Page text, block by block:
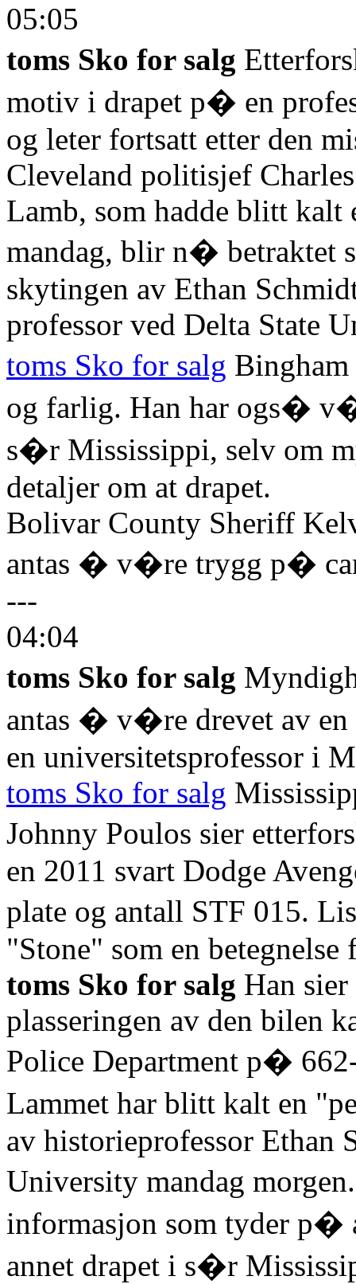
05:05
toms Sko for salg
motiv i drapet p� en
og leter fortsatt etter den
Cleveland politisjef
Lamb, som hadde blitt kalt
mandag, blir n� betraktet
skytingen av Ethan
professor ved Delta State
toms Sko for salg
og farlig. Han har ogs�
s�r Mississippi, selv om
detaljer om at drapet.
Bolivar County Sheriff
antas � v�re trygg p�
---
04:04
toms Sko for salg
antas � v�re drevet av en
en universitetsprofessor i
toms Sko for salg
Johnny Poulos sier
en 2011 svart Dodge
plate og antall STF 015.
"Stone" som en
toms Sko for salg Han
plasseringen av den bilen
Police Department p�
Lammet har blitt kalt en
av historieprofessor Ethan
University mandag
informasjon som tyder
annet drapet i s�r